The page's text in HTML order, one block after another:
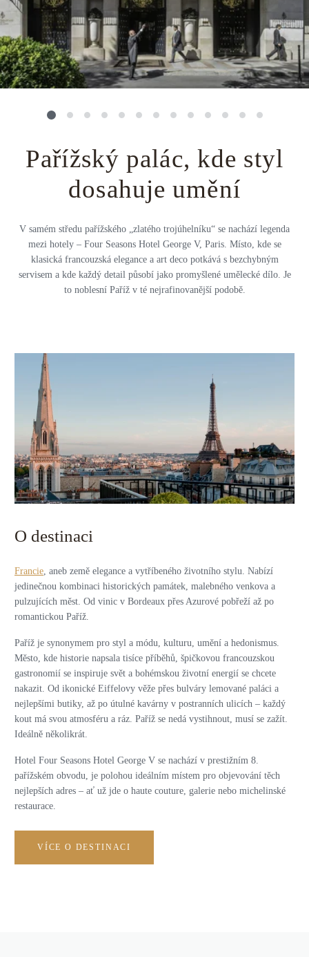
Pařížský palác, kde styl
dosahuje umění
V samém středu pařížského „zlatého trojúhelníku“ se nachází legenda
mezi hotely – Four Seasons Hotel George V, Paris. Místo, kde se
klasická francouzská elegance a art deco potkává s bezchybným
servisem a kde každý detail působí jako promyšlené umělecké dílo. Je
to noblesní Paříž v té nejrafinovanější podobě.
O destinaci
Francie, aneb země elegance a vytříbeného životního stylu. Nabízí
jedinečnou kombinaci historických památek, malebného venkova a
pulzujících měst. Od vinic v Bordeaux přes Azurové pobřeží až po
romantickou Paříž.
Paříž je synonymem pro styl a módu, kulturu, umění a hedonismus.
Město, kde historie napsala tisíce příběhů, špičkovou francouzskou
gastronomií se inspiruje svět a bohémskou životní energií se chcete
nakazit. Od ikonické Eiffelovy věže přes bulváry lemované paláci a
nejlepšími butiky, až po útulné kavárny v postranních ulicích – každý
kout má svou atmosféru a ráz. Paříž se nedá vystihnout, musí se zažít.
Ideálně několikrát.
Hotel Four Seasons Hotel George V se nachází v prestižním 8.
pařížském obvodu, je polohou ideálním místem pro objevování těch
nejlepších adres – ať už jde o haute couture, galerie nebo michelinské
restaurace.
VÍCE O DESTINACI
Všechny destinace
Private jet
Golfová dovolená
Dovolená na pláži
Prodloužený víkend
Safari
Privátní vily
Uganda
Island
Botswana